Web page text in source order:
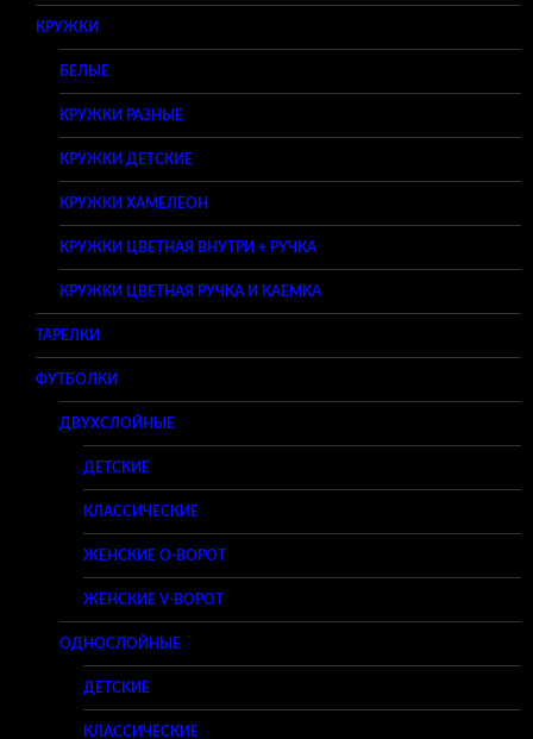
КРУЖКИ
БЕЛЫЕ
КРУЖКИ РАЗНЫЕ
КРУЖКИ ДЕТСКИЕ
КРУЖКИ ХАМЕЛЕОН
КРУЖКИ ЦВЕТНАЯ ВНУТРИ + РУЧКА
КРУЖКИ ЦВЕТНАЯ РУЧКА И КАЕМКА
ТАРЕЛКИ
ФУТБОЛКИ
ДВУХСЛОЙНЫЕ
ДЕТСКИЕ
КЛАССИЧЕСКИЕ
ЖЕНСКИЕ O-ВОРОТ
ЖЕНСКИЕ V-ВОРОТ
ОДНОСЛОЙНЫЕ
ДЕТСКИЕ
КЛАССИЧЕСКИЕ